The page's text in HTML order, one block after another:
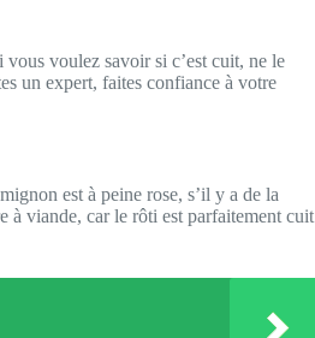
voulez savoir si c’est cuit, ne le
un expert, faites confiance à votre
est à peine rose, s’il y a de la
à viande, car le rôti est parfaitement cuit